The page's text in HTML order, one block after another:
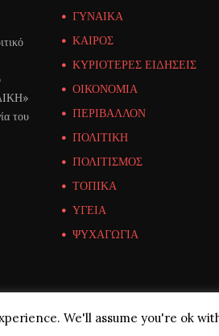
του
ΓΥΝΑΙΚΑ
ΚΑΙΡΟΣ
ΚΥΡΙΟΤΕΡΕΣ ΕΙΔΗΣΕΙΣ
ΟΙΚΟΝΟΜΙΑ
ΠΕΡΙΒΑΛΛΟΝ
ΠΟΛΙΤΙΚΗ
ΠΟΛΙΤΙΣΜΟΣ
ΤΟΠΙΚΑ
ΥΓΕΙΑ
ΨΥΧΑΓΩΓΙΑ
We'll assume you're ok